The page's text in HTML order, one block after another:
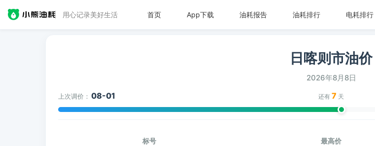
用心记录美好生活 首页 App下载 油耗报告 油耗排行 电耗排行
日喀则市油价
2026年8月8日
上次调价： 08-01 还有 7 天
标号 最高价